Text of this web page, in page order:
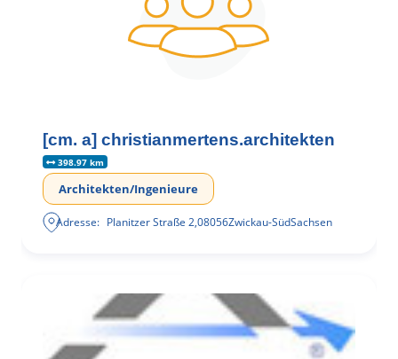
[cm. a] christianmertens.architekten
398.97 km
Architekten/Ingenieure
Adresse: Planitzer Straße 2,08056Zwickau-SüdSachsen